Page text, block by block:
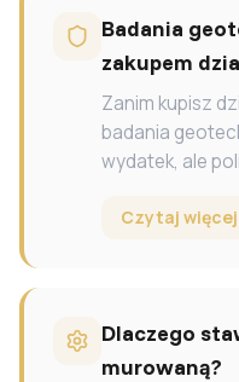
Badania
zakupem
Zanim kupisz
badania
wydatek, ale
Czytaj więcej
Dlaczego
murowaną?